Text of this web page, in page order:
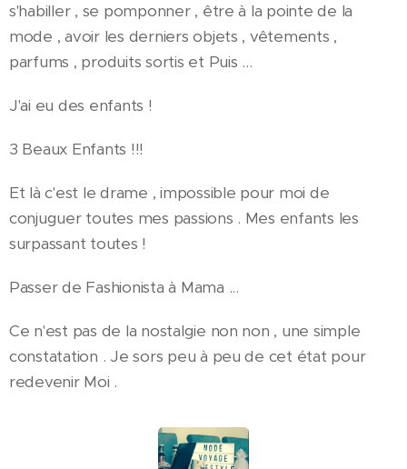
s'habiller , se pomponner , être à la pointe de la
mode , avoir les derniers objets , vêtements ,
parfums , produits sortis et Puis ...
J'ai eu des enfants !
3 Beaux Enfants !!!
Et là c'est le drame , impossible pour moi de
conjuguer toutes mes passions . Mes enfants les
surpassant toutes !
Passer de Fashionista à Mama ...
Ce n'est pas de la nostalgie non non , une simple
constatation . Je sors peu à peu de cet état pour
redevenir Moi .